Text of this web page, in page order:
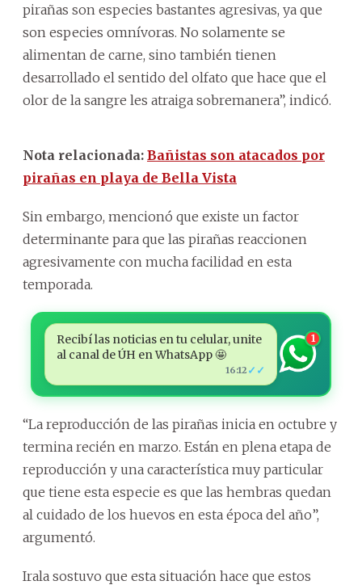
pirañas son especies bastantes agresivas, ya que
son especies omnívoras. No solamente se
alimentan de carne, sino también tienen
desarrollado el sentido del olfato que hace que el
olor de la sangre les atraiga sobremanera”, indicó.
Nota relacionada: Bañistas son atacados por
pirañas en playa de Bella Vista
Sin embargo, mencionó que existe un factor
determinante para que las pirañas reaccionen
agresivamente con mucha facilidad en esta
temporada.
Recibí las noticias en tu celular, unite
al canal de ÚH en WhatsApp 🤩
16:12 ✓✓
1
“La reproducción de las pirañas inicia en octubre y
termina recién en marzo. Están en plena etapa de
reproducción y una característica muy particular
que tiene esta especie es que las hembras quedan
al cuidado de los huevos en esta época del año”,
argumentó.
Irala sostuvo que esta situación hace que estos